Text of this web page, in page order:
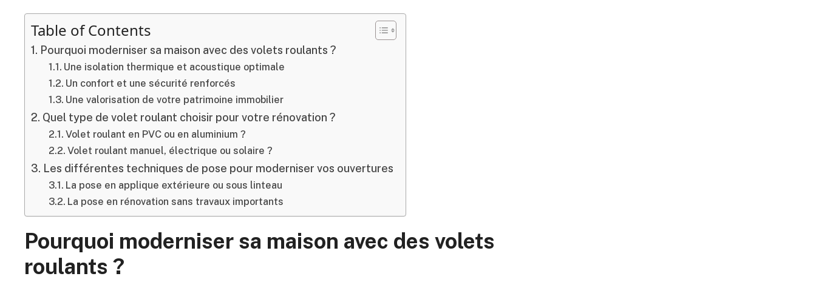
Table of Contents
Pourquoi moderniser sa maison avec des volets roulants ?
Une isolation thermique et acoustique optimale
Un confort et une sécurité renforcés
Une valorisation de votre patrimoine immobilier
Quel type de volet roulant choisir pour votre rénovation ?
Volet roulant en PVC ou en aluminium ?
Volet roulant manuel, électrique ou solaire ?
Les différentes techniques de pose pour moderniser vos ouvertures
La pose en applique extérieure ou sous linteau
La pose en rénovation sans travaux importants
Pourquoi moderniser sa maison avec des volets
roulants ?